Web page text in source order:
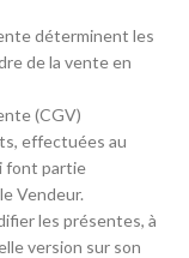
déterminent les
de la vente en
(CGV)
effectuées au
font partie
Vendeur.
les présentes, à
version sur son